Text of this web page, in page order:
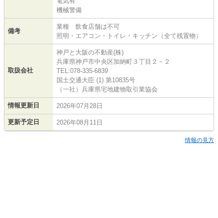
機械警備
備考
業種 飲食店舗は不可
照明・エアコン・トイレ・キッチン（全て残置物）
取扱会社
神戸と大阪の不動産(株)
兵庫県神戸市中央区加納町３丁目２－２
TEL:078-335-6839
国土交通大臣 (1) 第10835号
（一社）兵庫県宅地建物取引業協会
情報更新日 2026年07月28日
更新予定日 2026年08月11日
情報の見方